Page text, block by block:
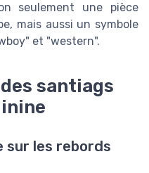
seulement une pièce
mais aussi un symbole
et "western".
santiags
sur les rebords